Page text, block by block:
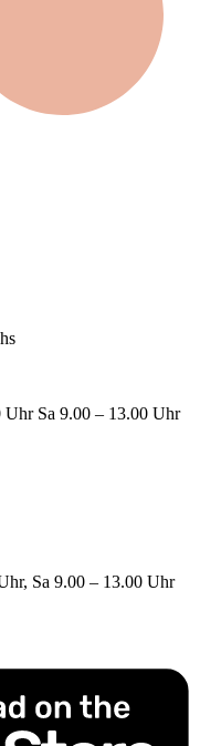
Sa 9.00 – 13.00 Uhr
Sa 9.00 – 13.00 Uhr